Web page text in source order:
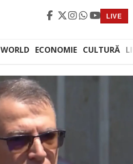
LIVE
WORLD ECONOMIE CULTURĂ